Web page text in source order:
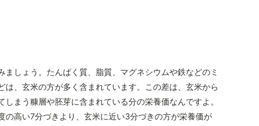
しょう。たんぱく質、脂質、マグネシウムや鉄などのミ
は、玄米の方が多く含まれています。この差は、玄米から
まう糠層や胚芽に含まれている分の栄養価なんですよ。
の高い7分づきより、玄米に近い3分づきの方が栄養価が